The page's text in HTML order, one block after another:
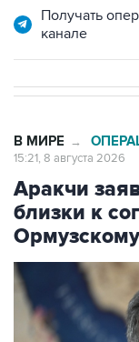
Получать
канале
В МИРЕ →
15:21, 8 августа 2026
Аракчи
близки к